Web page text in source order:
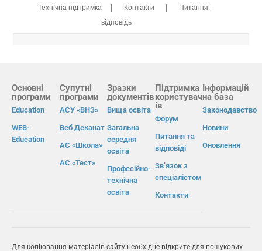
Технічна підтримка | Контакти |
Питання -
відповідь
Основні
програми
Education
WEB-
Education
Супутні
програми
АСУ «ВНЗ»
Веб Деканат
АС «Школа»
АС «Тест»
Зразки
документів
Вища освіта
Загальна
середня
освіта
Професійно-
технічна
освіта
Підтримка
користувач
ів
Форум
Питання та
відповіді
Зв’язок з
спеціалістом
Контакти
Інформацій
на база
Законодавство
Новини
Оновлення
Для копіювання матеріалів сайту необхідне відкрите для пошукових